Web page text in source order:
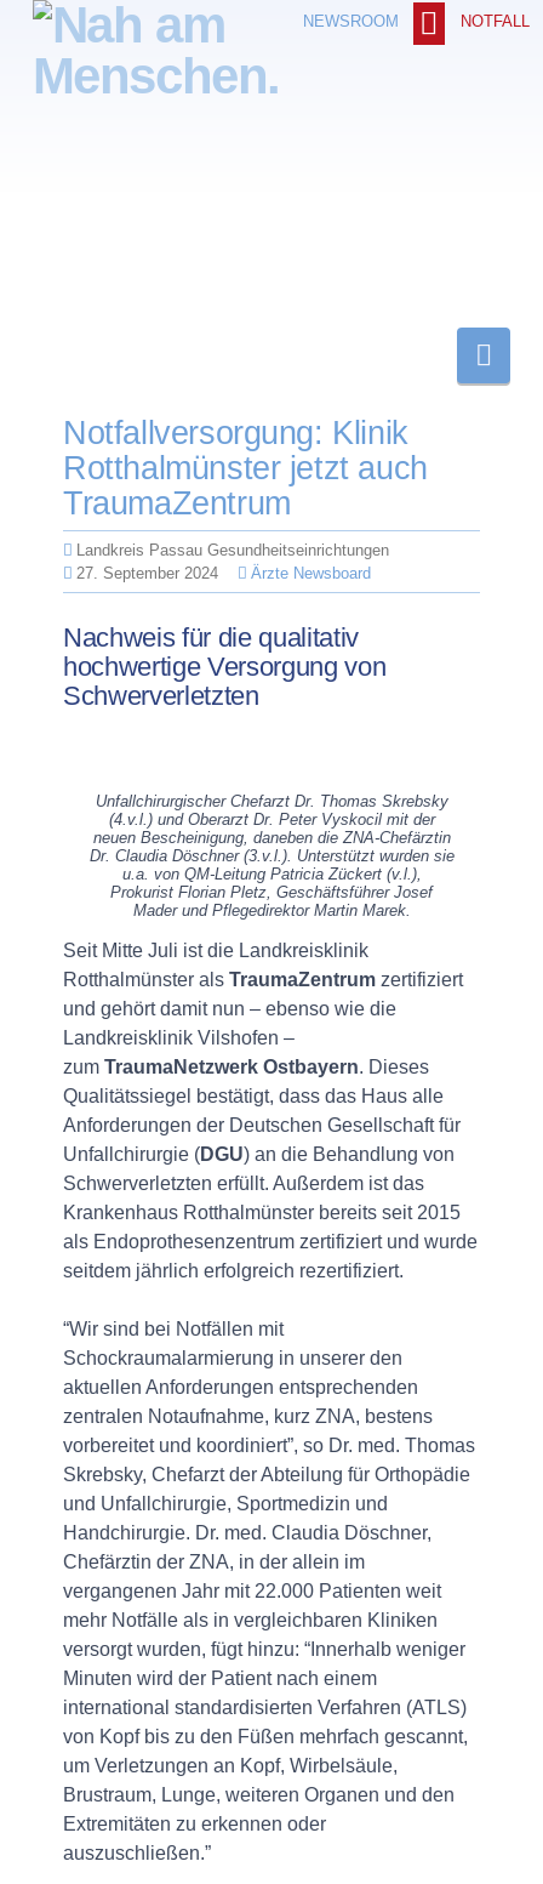
NEWSROOM NOTFALL
Notfallversorgung: Klinik
Rotthalmünster jetzt auch
TraumaZentrum
Landkreis Passau Gesundheitseinrichtungen
27. September 2024
Ärzte Newsboard
Nachweis für die qualitativ
hochwertige Versorgung von
Schwerverletzten
Unfallchirurgischer Chefarzt Dr. Thomas Skrebsky
(4.v.l.) und Oberarzt Dr. Peter Vyskocil mit der
neuen Bescheinigung, daneben die ZNA-Chefärztin
Dr. Claudia Döschner (3.v.l.). Unterstützt wurden sie
u.a. von QM-Leitung Patricia Zückert (v.l.),
Prokurist Florian Pletz, Geschäftsführer Josef
Mader und Pflegedirektor Martin Marek.
Seit Mitte Juli ist die Landkreisklinik
Rotthalmünster als TraumaZentrum zertifiziert
und gehört damit nun – ebenso wie die
Landkreisklinik Vilshofen –
zum TraumaNetzwerk Ostbayern. Dieses
Qualitätssiegel bestätigt, dass das Haus alle
Anforderungen der Deutschen Gesellschaft für
Unfallchirurgie (DGU) an die Behandlung von
Schwerverletzten erfüllt. Außerdem ist das
Krankenhaus Rotthalmünster bereits seit 2015
als Endoprothesenzentrum zertifiziert und wurde
seitdem jährlich erfolgreich rezertifiziert.
“Wir sind bei Notfällen mit
Schockraumalarmierung in unserer den
aktuellen Anforderungen entsprechenden
zentralen Notaufnahme, kurz ZNA, bestens
vorbereitet und koordiniert”, so Dr. med. Thomas
Skrebsky, Chefarzt der Abteilung für Orthopädie
und Unfallchirurgie, Sportmedizin und
Handchirurgie. Dr. med. Claudia Döschner,
Chefärztin der ZNA, in der allein im
vergangenen Jahr mit 22.000 Patienten weit
mehr Notfälle als in vergleichbaren Kliniken
versorgt wurden, fügt hinzu: “Innerhalb weniger
Minuten wird der Patient nach einem
international standardisierten Verfahren (ATLS)
von Kopf bis zu den Füßen mehrfach gescannt,
um Verletzungen an Kopf, Wirbelsäule,
Brustraum, Lunge, weiteren Organen und den
Extremitäten zu erkennen oder
auszuschließen.”